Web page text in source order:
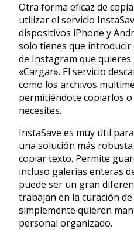
Otra forma eficaz de
utilizar el servicio
dispositivos iPhone y
solo tienes que introducir
de Instagram que
«Cargar». El servicio
como los archivos
permitiéndote copiarlos
necesites.
InstaSave es muy útil
una solución más
copiar texto. Permite
incluso galerías enteras
puede ser un gran
trabajan en la curación
simplemente quieren
personal organizado.